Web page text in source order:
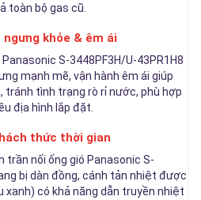
toàn bộ gas cũ.
ngưng khỏe & êm ái
S-3448PF3H/U-43PR1H8
mạnh mẽ, vận hành êm ái giúp
tránh tình trạng rò rỉ nước, phù hợp
địa hình lắp đặt.
thức thời gian
trần nối ống gió Panasonic S-
bị dàn đồng, cánh tản nhiệt được
xanh) có khả năng dẫn truyền nhiệt